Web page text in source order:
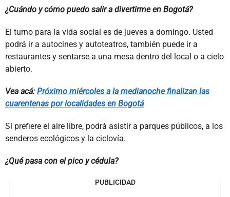
¿Cuándo y cómo puedo salir a divertirme en Bogotá?
El turno para la vida social es de jueves a domingo. Usted
podrá ir a autocines y autoteatros, también puede ir a
restaurantes y sentarse a una mesa dentro del local o a cielo
abierto.
Vea acá: Próximo miércoles a la medianoche finalizan las
cuarentenas por localidades en Bogotá
Si prefiere el aire libre, podrá asistir a parques públicos, a los
senderos ecológicos y la ciclovía.
¿Qué pasa con el pico y cédula?
PUBLICIDAD